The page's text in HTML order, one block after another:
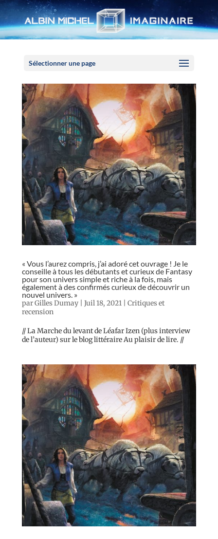
Sélectionner une page
« Vous l’aurez compris, j’ai adoré cet ouvrage ! Je le
conseille à tous les débutants et curieux de Fantasy
pour son univers simple et riche à la fois, mais
également à des confirmés curieux de découvrir un
nouvel univers. »
parGilles Dumay| Juil 18, 2021| Critiques et
recension
// La Marche du levant de Léafar Izen (plus interview
de l’auteur) sur le blog littéraire Au plaisir de lire. //
Panneau de gestion des cookies